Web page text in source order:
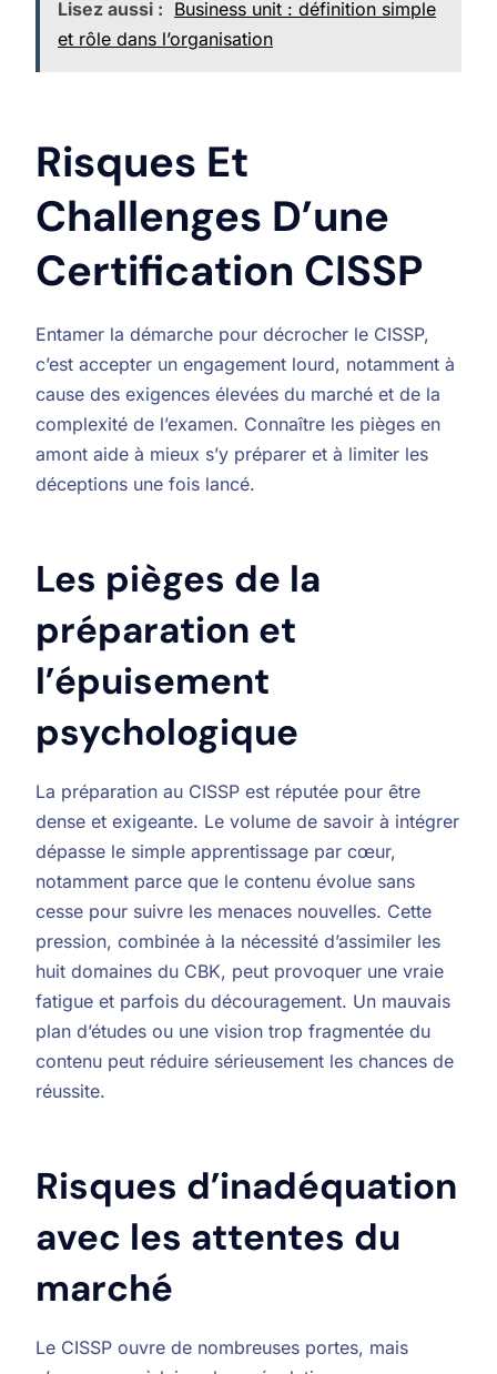
Lisez aussi : Business unit : définition simple
et rôle dans l’organisation
Risques Et
Challenges D’une
Certification CISSP
Entamer la démarche pour décrocher le CISSP,
c’est accepter un engagement lourd, notamment à
cause des exigences élevées du marché et de la
complexité de l’examen. Connaître les pièges en
amont aide à mieux s’y préparer et à limiter les
déceptions une fois lancé.
Les pièges de la
préparation et
l’épuisement
psychologique
La préparation au CISSP est réputée pour être
dense et exigeante. Le volume de savoir à intégrer
dépasse le simple apprentissage par cœur,
notamment parce que le contenu évolue sans
cesse pour suivre les menaces nouvelles. Cette
pression, combinée à la nécessité d’assimiler les
huit domaines du CBK, peut provoquer une vraie
fatigue et parfois du découragement. Un mauvais
plan d’études ou une vision trop fragmentée du
contenu peut réduire sérieusement les chances de
réussite.
Risques d’inadéquation
avec les attentes du
marché
Le CISSP ouvre de nombreuses portes, mais